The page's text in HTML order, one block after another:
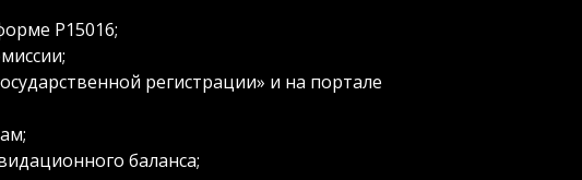
Р15016;
регистрации» и на портале
баланса;